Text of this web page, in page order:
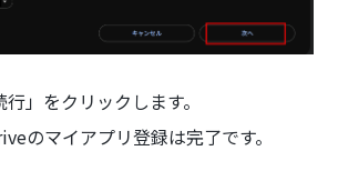
」をクリックします。
のマイアプリ登録は完了です。